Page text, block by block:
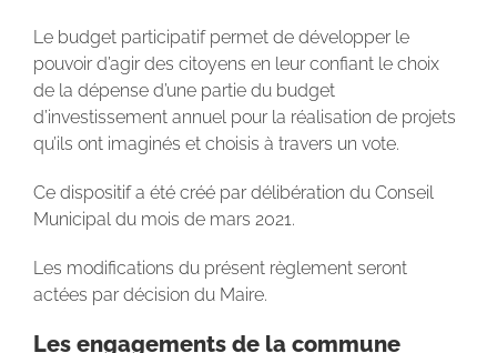
Le budget participatif permet de développer le
pouvoir d’agir des citoyens en leur confiant le choix
de la dépense d’une partie du budget
d’investissement annuel pour la réalisation de projets
qu’ils ont imaginés et choisis à travers un vote.
Ce dispositif a été créé par délibération du Conseil
Municipal du mois de mars 2021.
Les modifications du présent règlement seront
actées par décision du Maire.
Les engagements de la commune